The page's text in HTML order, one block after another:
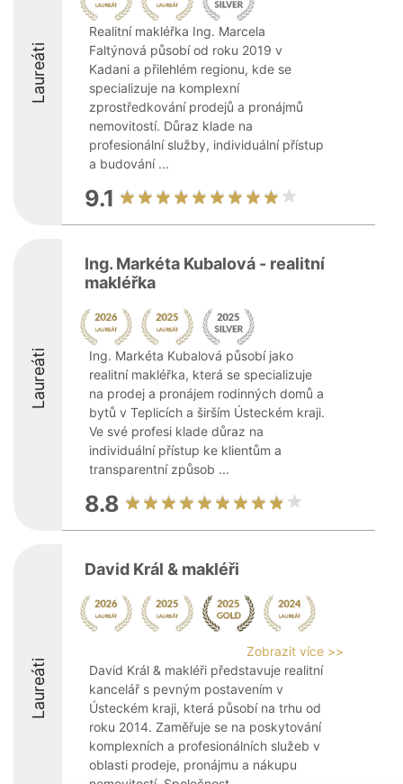
Laureáti
Realitní makléřka Ing. Marcela
Faltýnová působí od roku 2019 v
Kadani a přilehlém regionu, kde se
specializuje na komplexní
zprostředkování prodejů a pronájmů
nemovitostí. Důraz klade na
profesionální služby, individuální přístup
a budování ...
9.1
Laureáti
Ing. Markéta Kubalová - realitní
makléřka
Ing. Markéta Kubalová působí jako
realitní makléřka, která se specializuje
na prodej a pronájem rodinných domů a
bytů v Teplicích a širším Ústeckém kraji.
Ve své profesi klade důraz na
individuální přístup ke klientům a
transparentní způsob ...
8.8
Laureáti
David Král & makléři
Zobrazit více >>
David Král & makléři představuje realitní
kancelář s pevným postavením v
Ústeckém kraji, která působí na trhu od
roku 2014. Zaměřuje se na poskytování
komplexních a profesionálních služeb v
oblasti prodeje, pronájmu a nákupu